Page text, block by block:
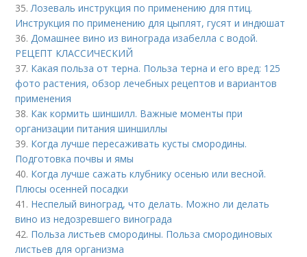
35.Лозеваль инструкция по применению для птиц.
Инструкция по применению для цыплят, гусят и индюшат
36.Домашнее вино из винограда изабелла с водой.
РЕЦЕПТ КЛАССИЧЕСКИЙ
37. Какая польза от терна. Польза терна и его вред: 125
фото растения, обзор лечебных рецептов и вариантов
применения
38. Как кормить шиншилл. Важные моменты при
организации питания шиншиллы
39. Когда лучше пересаживать кусты смородины.
Подготовка почвы и ямы
40. Когда лучше сажать клубнику осенью или весной.
Плюсы осенней посадки
41. Неспелый виноград, что делать. Можно ли делать
вино из недозревшего винограда
42. Польза листьев смородины. Польза смородиновых
листьев для организма